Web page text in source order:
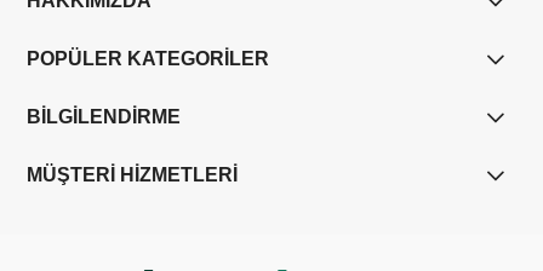
POPÜLER KATEGORİLER
BİLGİLENDİRME
MÜŞTERİ HİZMETLERİ